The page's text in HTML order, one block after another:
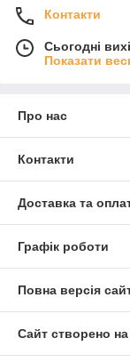
Контакти
Сьогодні
Показати
Про нас
Контакти
Доставка та
Графік роботи
Повна версія
Сайт створено на